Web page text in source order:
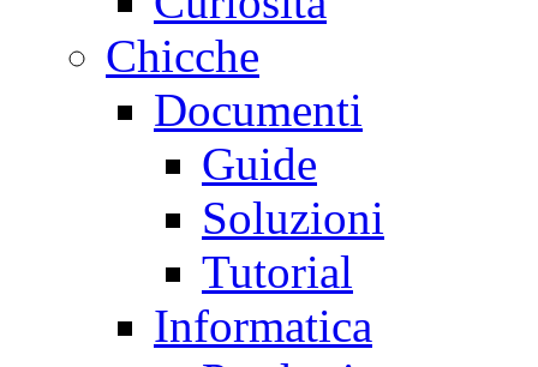
Chicche
Documenti
Guide
Soluzioni
Tutorial
Informatica